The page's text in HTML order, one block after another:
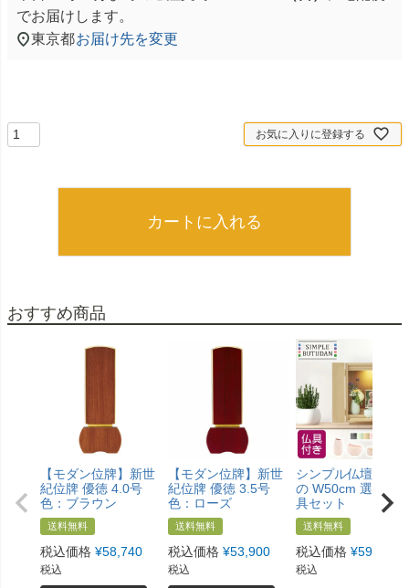
でお届けします。
東京都お届け先を変更
お気に入りに登録する
カートに入れる
おすすめ商品
【モダン位牌】新世
紀位牌 優徳 4.0号
色：ブラウン
送料無料
税込価格 ¥58,740
税込
【モダン位牌】新世
紀位牌 優徳 3.5号
色：ローズ
送料無料
税込価格 ¥53,900
税込
シンプル仏壇 あけ
の W50cm 選べる
具セット
送料無料
税込価格 ¥59,800
税込